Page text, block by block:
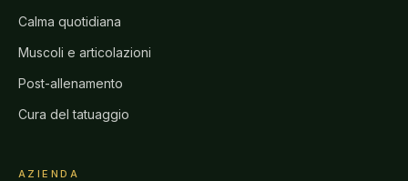
Calma quotidiana
Muscoli e articolazioni
Post-allenamento
Cura del tatuaggio
AZIENDA